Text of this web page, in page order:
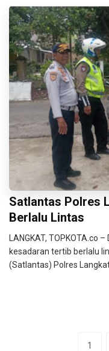
Satlantas Polres
Berlalu Lintas
LANGKAT, TOPKOTA.co
kesadaran tertib berlalu
(Satlantas) Polres
1